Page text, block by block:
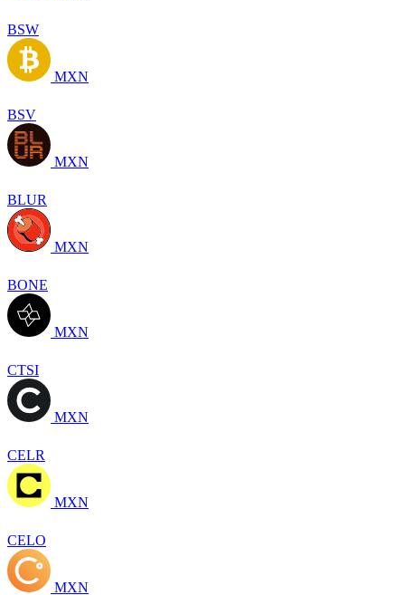
BSW
MXN
BSV
MXN
BLUR
MXN
BONE
MXN
CTSI
MXN
CELR
MXN
CELO
MXN